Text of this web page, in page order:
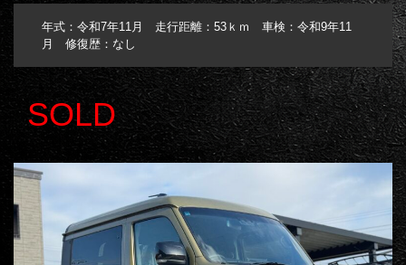
年式：令和7年11月 走行距離：53ｋｍ 車検：令和9年11
月 修復歴：なし
SOLD